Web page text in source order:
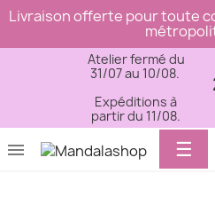
Livraison offerte pour toute
Atelier fermé du
31/07 au 10/08.
Expéditions à
partir du 11/08.

la
☰